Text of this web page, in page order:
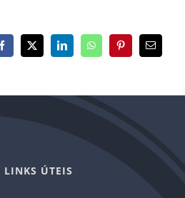
Facebook
X LinkedInWhatsAppPinterest
E-
mail
LINKS ÚTEIS